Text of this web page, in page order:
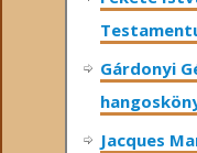
Gárdonyi
Jacques